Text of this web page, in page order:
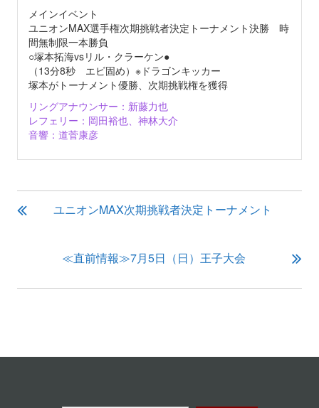
メインイベント
ユニオンMAX選手権次期挑戦者決定トーナメント決勝 時
間無制限一本勝負
○塚本拓海vsリル・クラーケン●
（13分8秒 エビ固め）※ドラゴンキッカー
塚本がトーナメント優勝、次期挑戦権を獲得
リングアナウンサー：新藤力也
レフェリー：岡田裕也、神林大介
音響：道菅康彦
投
稿
ゲ
ョ
ユニオンMAX次期挑戦者決定トーナメント
≪直前情報≫7月5日（日）王子大会